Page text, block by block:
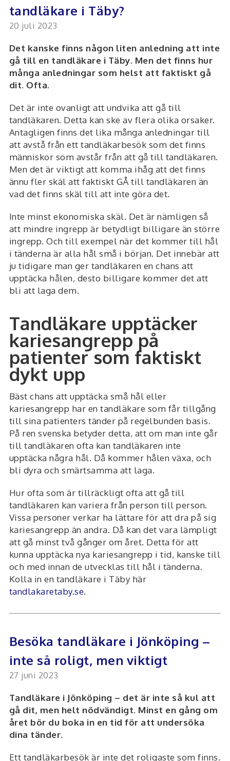
tandläkare i Täby?
20 juli 2023
Det kanske finns någon liten anledning att inte
gå till en tandläkare i Täby. Men det finns hur
många anledningar som helst att faktiskt gå
dit. Ofta.
Det är inte ovanligt att undvika att gå till
tandläkaren. Detta kan ske av flera olika orsaker.
Antagligen finns det lika många anledningar till
att avstå från ett tandläkarbesök som det finns
människor som avstår från att gå till tandläkaren.
Men det är viktigt att komma ihåg att det finns
ännu fler skäl att faktiskt GÅ till tandläkaren än
vad det finns skäl till att inte göra det.
Inte minst ekonomiska skäl. Det är nämligen så
att mindre ingrepp är betydligt billigare än större
ingrepp. Och till exempel när det kommer till hål
i tänderna är alla hål små i början. Det innebär att
ju tidigare man ger tandläkaren en chans att
upptäcka hålen, desto billigare kommer det att
bli att laga dem.
Tandläkare upptäcker
kariesangrepp på
patienter som faktiskt
dykt upp
Bäst chans att upptäcka små hål eller
kariesangrepp har en tandläkare som får tillgång
till sina patienters tänder på regelbunden basis.
På ren svenska betyder detta, att om man inte går
till tandläkaren ofta kan tandläkaren inte
upptäcka några hål. Då kommer hålen växa, och
bli dyra och smärtsamma att laga.
Hur ofta som är tillräckligt ofta att gå till
tandläkaren kan variera från person till person.
Vissa personer verkar ha lättare för att dra på sig
kariesangrepp än andra. Då kan det vara lämpligt
att gå minst två gånger om året. Detta för att
kunna upptäcka nya kariesangrepp i tid, kanske till
och med innan de utvecklas till hål i tänderna.
Kolla in en tandläkare i Täby här
tandlakaretaby.se.
Besöka tandläkare i Jönköping –
inte så roligt, men viktigt
27 juni 2023
Tandläkare i Jönköping – det är inte så kul att
gå dit, men helt nödvändigt. Minst en gång om
året bör du boka in en tid för att undersöka
dina tänder.
Ett tandläkarbesök är inte det roligaste som finns.